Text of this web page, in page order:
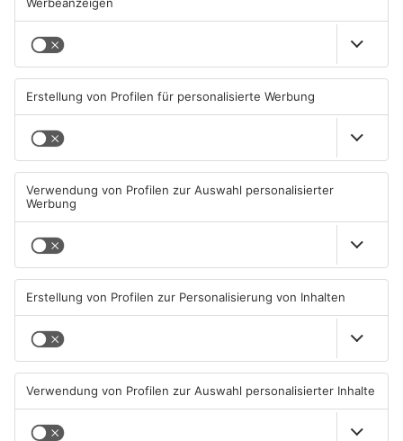
Mehr aus Kreis
Aschaffenburg
Kahlgrund-Gemeinden
wollen künftig enger
zusammenarbeiten
07.08.2026, 16:15 UHR IN KREIS
ASCHAFFENBURG
beim Alzenauer Stadtfest
wegen Trockenheit
07.08.2026, 08:15 UHR IN KREIS
ASCHAFFENBURG